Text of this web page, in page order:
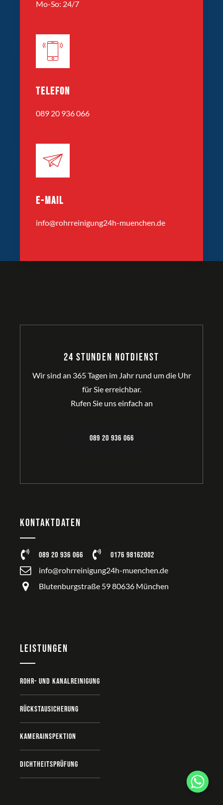
Mo-So: 24/7
TELEFON
089 20 936 066
E-MAIL
info@rohrreinigung24h-muenchen.de
24 Stunden Notdienst
Wir sind an 365 Tagen im Jahr rund um die Uhr
für Sie erreichbar.
Rufen Sie uns einfach an
089 20 936 066
Kontaktdaten
089 20 936 066
0176 98162002
info@rohrreinigung24h-muenchen.de
Blutenburgstraße 59 80636 München
Leistungen
Rohr- und Kanalreinigung
Rückstausicherung
Kamerainspektion
Dichtheitsprüfung